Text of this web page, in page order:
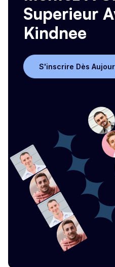
Superieur
Kindnee
S'inscrire Dès
S'inscrire Dès